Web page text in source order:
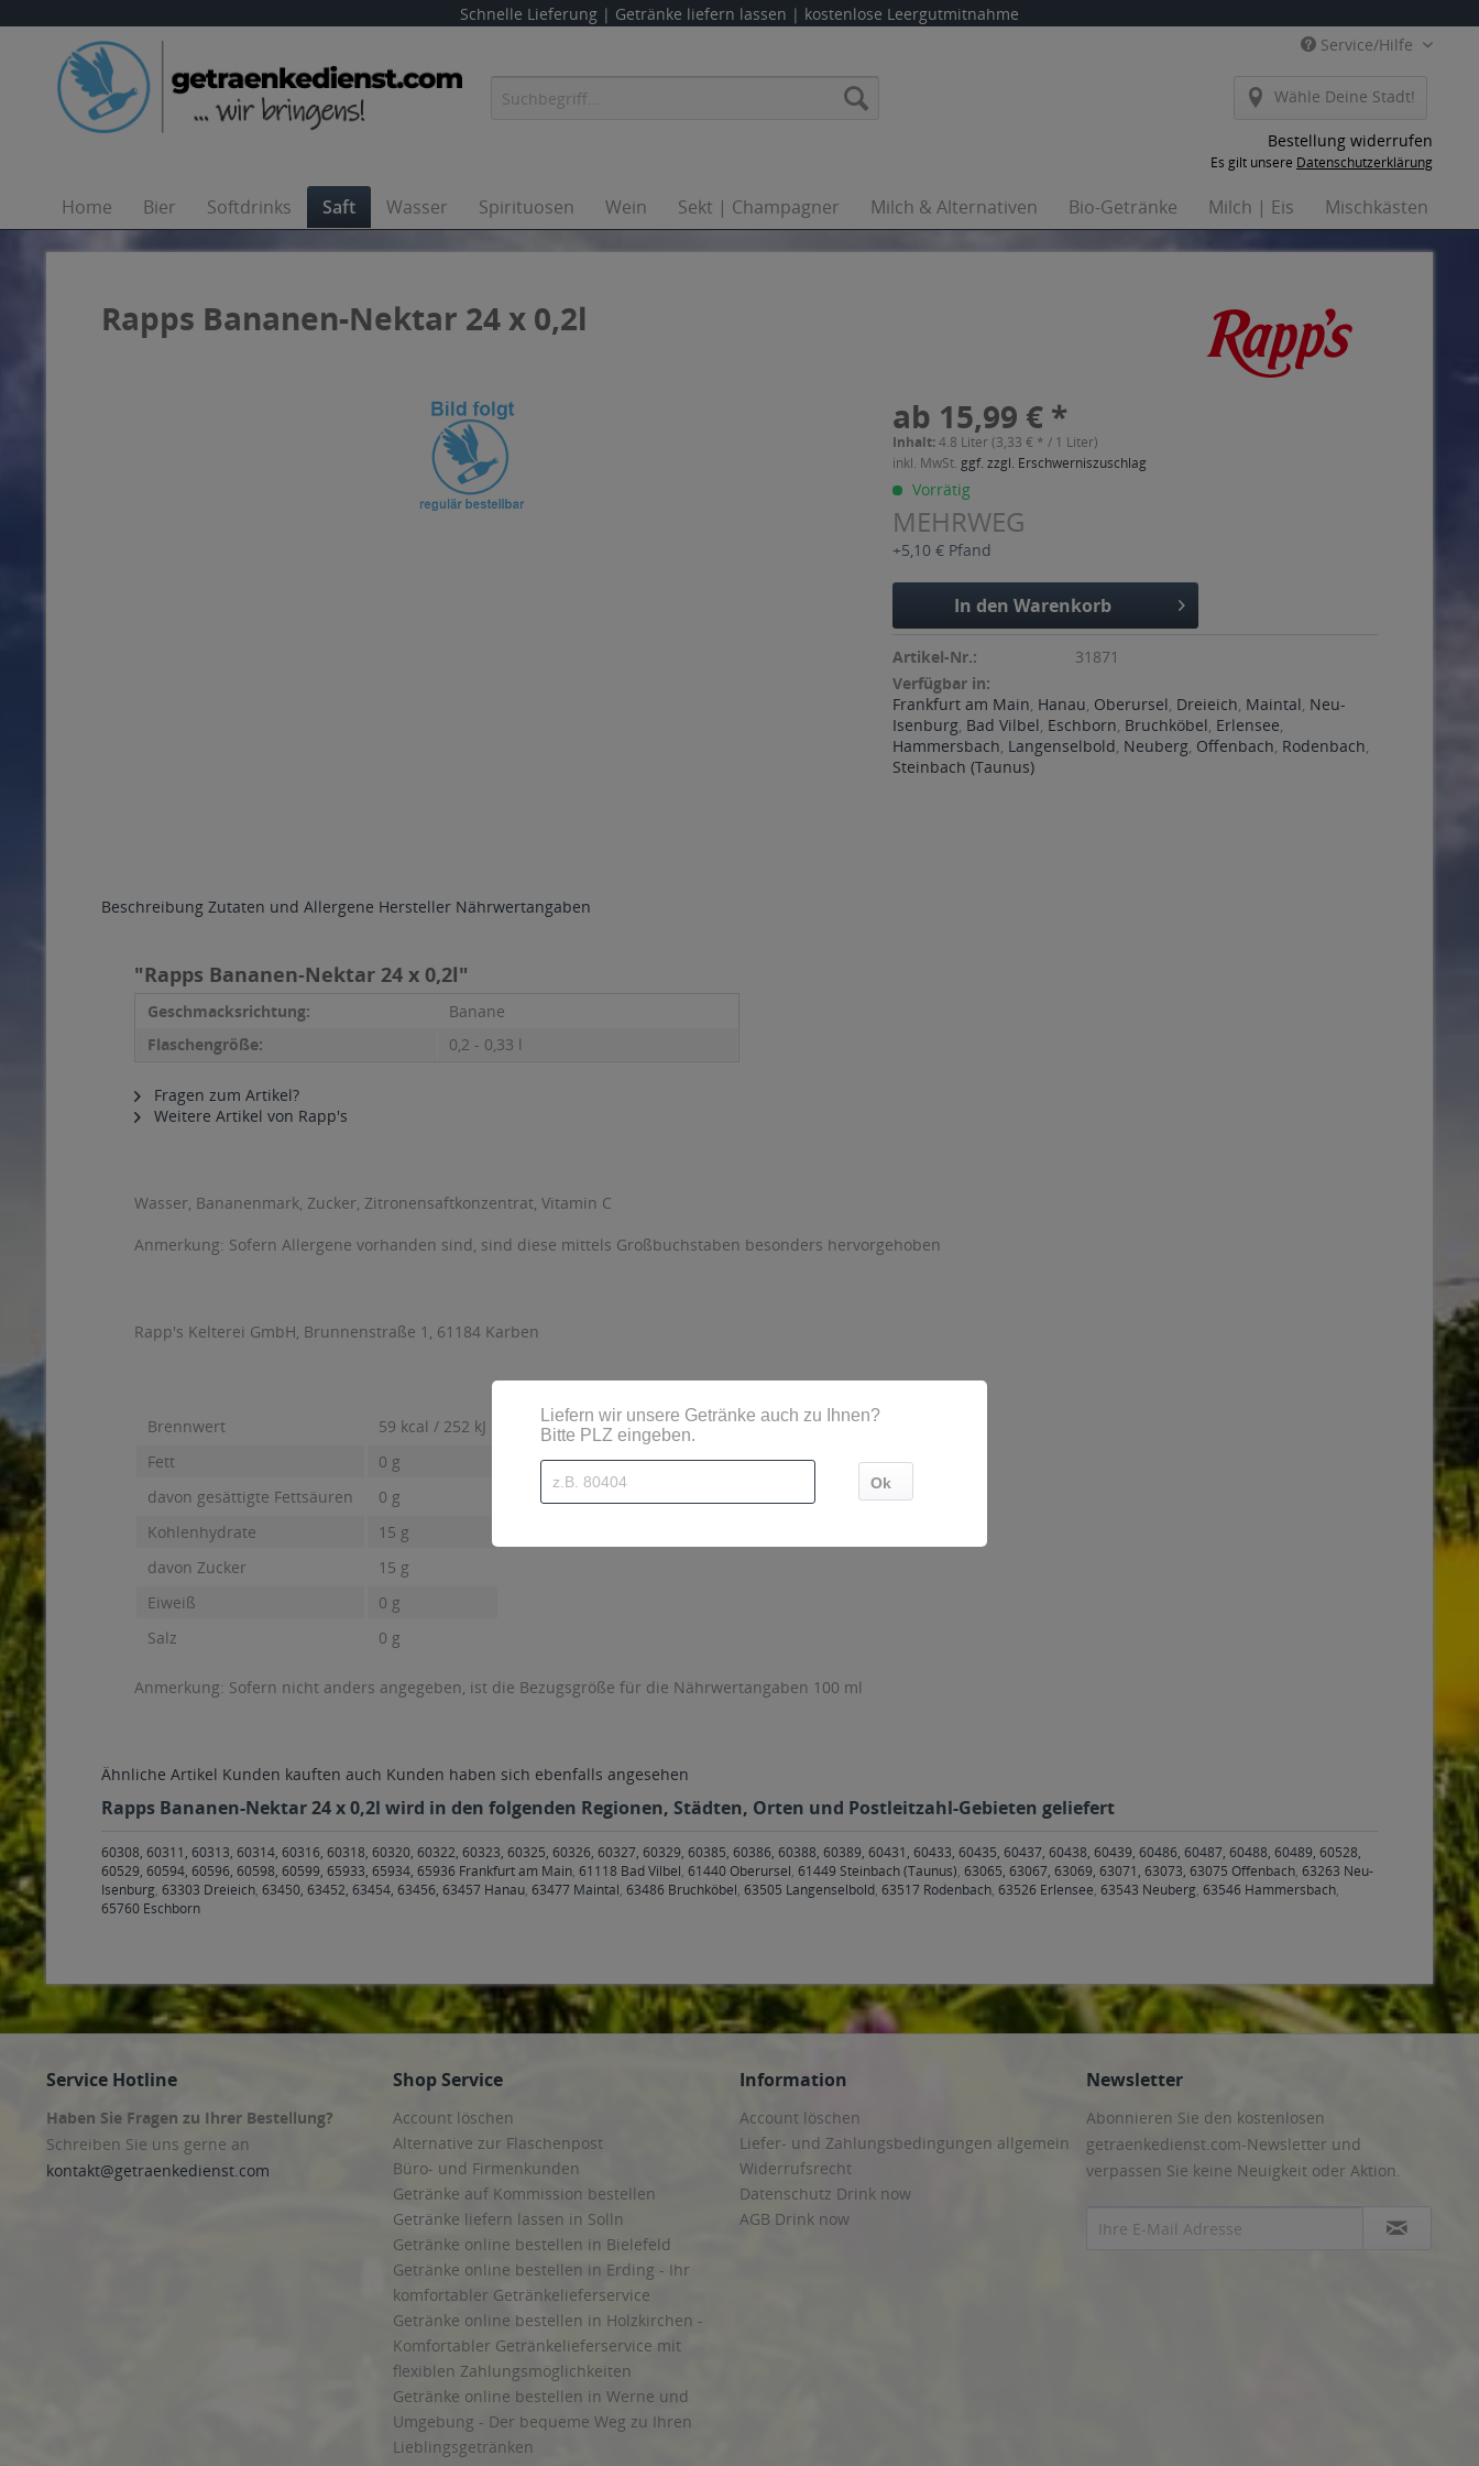
Schnelle Lieferung | Getränke liefern lassen | kostenlose Leergutmitnahme
Service/Hilfe
Wähle Deine Stadt!
Bestellung widerrufen
Es gilt unsere Datenschutzerklärung
Home Bier Softdrinks Saft Wasser Spirituosen Wein Sekt | Champagner Milch & Alternativen Bio-Getränke Milch | Eis Mischkästen
Rapps Bananen-Nektar 24 x 0,2l
ab 15,99 € *
Inhalt:4.8 Liter (3,33 € * / 1 Liter)
inkl. MwSt. ggf. zzgl. Erschwerniszuschlag
Vorrätig
MEHRWEG
+5,10 € Pfand
In den Warenkorb
Artikel-Nr.:
31871
Verfügbar in:
Frankfurt am Main, Hanau, Oberursel, Dreieich, Maintal, Neu-
Isenburg, Bad Vilbel, Eschborn, Bruchköbel, Erlensee,
Hammersbach, Langenselbold, Neuberg, Offenbach, Rodenbach,
Steinbach (Taunus)
Beschreibung Zutaten und Allergene Hersteller Nährwertangaben
"Rapps Bananen-Nektar 24 x 0,2l"
Geschmacksrichtung:
Banane
Flaschengröße:
0,2 - 0,33 l
Fragen zum Artikel?
Weitere Artikel von Rapp's
Wasser, Bananenmark, Zucker, Zitronensaftkonzentrat, Vitamin C
Anmerkung: Sofern Allergene vorhanden sind, sind diese mittels Großbuchstaben besonders hervorgehoben
Rapp's Kelterei GmbH, Brunnenstraße 1, 61184 Karben
Brennwert
59 kcal / 252 kJ
Fett
0 g
davon gesättigte Fettsäuren
0 g
Kohlenhydrate
15 g
davon Zucker
15 g
Eiweiß
0 g
Salz
0 g
Anmerkung: Sofern nicht anders angegeben, ist die Bezugsgröße für die Nährwertangaben 100 ml
Ähnliche Artikel Kunden kauften auch Kunden haben sich ebenfalls angesehen
Rapps Bananen-Nektar 24 x 0,2l wird in den folgenden Regionen, Städten, Orten und Postleitzahl-Gebieten geliefert
60308, 60311, 60313, 60314, 60316, 60318, 60320, 60322, 60323, 60325, 60326, 60327, 60329, 60385, 60386, 60388, 60389, 60431, 60433, 60435, 60437, 60438, 60439, 60486, 60487, 60488, 60489, 60528,
60529, 60594, 60596, 60598, 60599, 65933, 65934, 65936 Frankfurt am Main, 61118 Bad Vilbel, 61440 Oberursel, 61449 Steinbach (Taunus), 63065, 63067, 63069, 63071, 63073, 63075 Offenbach, 63263 Neu-
Isenburg, 63303 Dreieich, 63450, 63452, 63454, 63456, 63457 Hanau, 63477 Maintal, 63486 Bruchköbel, 63505 Langenselbold, 63517 Rodenbach, 63526 Erlensee, 63543 Neuberg, 63546 Hammersbach,
65760 Eschborn
Service Hotline
Haben Sie Fragen zu Ihrer Bestellung?
Schreiben Sie uns gerne an
kontakt@getraenkedienst.com
Shop Service
Account löschen
Alternative zur Flaschenpost
Büro- und Firmenkunden
Getränke auf Kommission bestellen
Getränke liefern lassen in Solln
Getränke online bestellen in Bielefeld
Getränke online bestellen in Erding - Ihr
komfortabler Getränkelieferservice
Getränke online bestellen in Holzkirchen -
Komfortabler Getränkelieferservice mit
flexiblen Zahlungsmöglichkeiten
Getränke online bestellen in Werne und
Umgebung - Der bequeme Weg zu Ihren
Lieblingsgetränken
Information
Account löschen
Liefer- und Zahlungsbedingungen allgemein
Widerrufsrecht
Datenschutz Drink now
AGB Drink now
Newsletter
Abonnieren Sie den kostenlosen
getraenkedienst.com-Newsletter und
verpassen Sie keine Neuigkeit oder Aktion.